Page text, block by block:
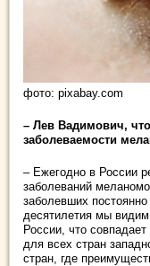
фото: pixabay.com
– Лев Вадимович, что
заболеваемости
– Ежегодно в России
заболеваний
заболевших
десятилетия мы
России, что
для всех стран
стран, где